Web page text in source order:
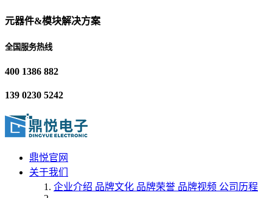
元器件&模块解决方案
全国服务热线
400 1386 882
139 0230 5242
鼎悦官网
关于我们
企业介绍 品牌文化 品牌荣誉 品牌视频 公司历程